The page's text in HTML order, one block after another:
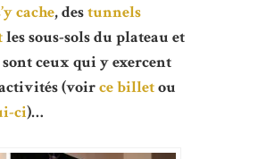
cache, destunnels
les sous-sols du plateau et
ceux qui y exercent
activités (voirce billetou
ci)…